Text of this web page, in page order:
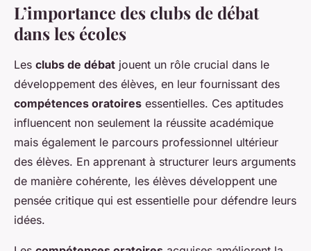
L’importance des clubs de débat
dans les écoles
Les clubs de débat jouent un rôle crucial dans le
développement des élèves, en leur fournissant des
compétences oratoires essentielles. Ces aptitudes
influencent non seulement la réussite académique
mais également le parcours professionnel ultérieur
des élèves. En apprenant à structurer leurs arguments
de manière cohérente, les élèves développent une
pensée critique qui est essentielle pour défendre leurs
idées.